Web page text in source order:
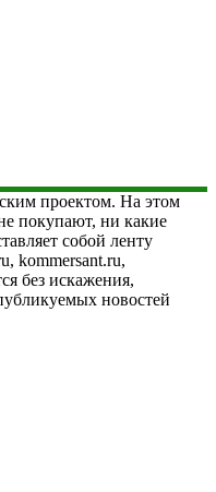
проектом. На этом
покупают, ни какие
собой ленту
kommersant.ru,
без искажения,
новостей